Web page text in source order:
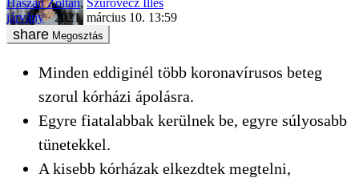
járvány
2021. március 10. 13:59
Megosztás
Minden eddiginél több koronavírusos beteg
szorul kórházi ápolásra.
Egyre fiatalabbak kerülnek be, egyre súlyosabb
tünetekkel.
A kisebb kórházak elkezdtek megtelni,